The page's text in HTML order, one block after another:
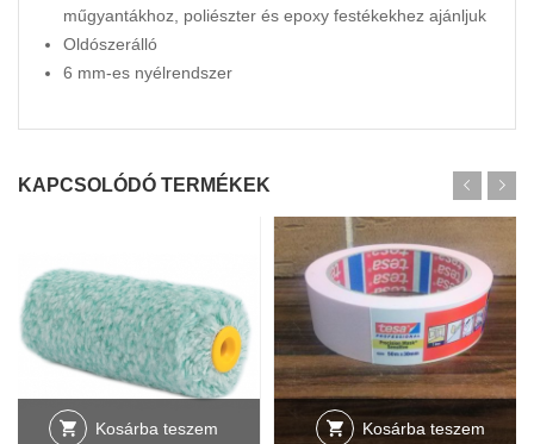
műgyantákhoz, poliészter és epoxy festékekhez ajánljuk
Oldószerálló
6 mm-es nyélrendszer
KAPCSOLÓDÓ TERMÉKEK
Kosárba teszem Kosárba teszem